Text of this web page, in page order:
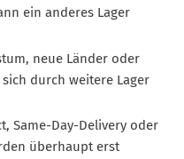
ein anderes Lager
neue Länder oder
durch weitere Lager
Same-Day-Delivery oder
überhaupt erst